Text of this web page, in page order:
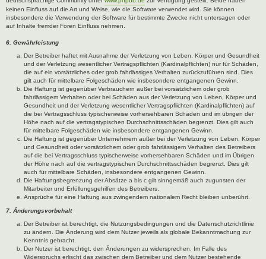
keinen Einfluss auf die Art und Weise, wie die Software verwendet wird. Sie können
insbesondere die Verwendung der Software für bestimmte Zwecke nicht untersagen oder
auf Inhalte fremder Foren Einfluss nehmen.
6. Gewährleistung
Der Betreiber haftet mit Ausnahme der Verletzung von Leben, Körper und Gesundheit
und der Verletzung wesentlicher Vertragspflichten (Kardinalpflichten) nur für Schäden,
die auf ein vorsätzliches oder grob fahrlässiges Verhalten zurückzuführen sind. Dies
gilt auch für mittelbare Folgeschäden wie insbesondere entgangenen Gewinn.
Die Haftung ist gegenüber Verbrauchern außer bei vorsätzlichem oder grob
fahrlässigem Verhalten oder bei Schäden aus der Verletzung von Leben, Körper und
Gesundheit und der Verletzung wesentlicher Vertragspflichten (Kardinalpflichten) auf
die bei Vertragsschluss typischerweise vorhersehbaren Schäden und im übrigen der
Höhe nach auf die vertragstypischen Durchschnittsschäden begrenzt. Dies gilt auch
für mittelbare Folgeschäden wie insbesondere entgangenen Gewinn.
Die Haftung ist gegenüber Unternehmern außer bei der Verletzung von Leben, Körper
und Gesundheit oder vorsätzlichem oder grob fahrlässigem Verhalten des Betreibers
auf die bei Vertragsschluss typischerweise vorhersehbaren Schäden und im Übrigen
der Höhe nach auf die vertragstypischen Durchschnittsschäden begrenzt. Dies gilt
auch für mittelbare Schäden, insbesondere entgangenen Gewinn.
Die Haftungsbegrenzung der Absätze a bis c gilt sinngemäß auch zugunsten der
Mitarbeiter und Erfüllungsgehilfen des Betreibers.
Ansprüche für eine Haftung aus zwingendem nationalem Recht bleiben unberührt.
7. Änderungsvorbehalt
Der Betreiber ist berechtigt, die Nutzungsbedingungen und die Datenschutzrichtlinie
zu ändern. Die Änderung wird dem Nutzer jeweils als globale Bekanntmachung zur
Kenntnis gebracht.
Der Nutzer ist berechtigt, den Änderungen zu widersprechen. Im Falle des
Widerspruchs erlischt das zwischen dem Betreiber und dem Nutzer bestehende